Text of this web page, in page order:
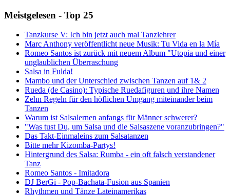
Meistgelesen - Top 25
Tanzkurse V: Ich bin jetzt auch mal Tanzlehrer
Marc Anthony veröffentlicht neue Musik: Tu Vida en la Mía
Romeo Santos ist zurück mit neuem Album "Utopia und einer
unglaublichen Überraschung
Salsa in Fulda!
Mambo und der Unterschied zwischen Tanzen auf 1& 2
Rueda (de Casino): Typische Ruedafiguren und ihre Namen
Zehn Regeln für den höflichen Umgang miteinander beim
Tanzen
Warum ist Salsalernen anfangs für Männer schwerer?
"Was tust Du, um Salsa und die Salsaszene voranzubringen?"
Das Takt-Einmaleins zum Salsatanzen
Bitte mehr Kizomba-Partys!
Hintergrund des Salsa: Rumba - ein oft falsch verstandener
Tanz
Romeo Santos - Imitadora
DJ BerGi - Pop-Bachata-Fusion aus Spanien
Rhythmen und Tänze Lateinamerikas